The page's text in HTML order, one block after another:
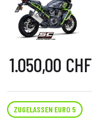
1.050,00 CHF
ZUGELASSEN EURO 5